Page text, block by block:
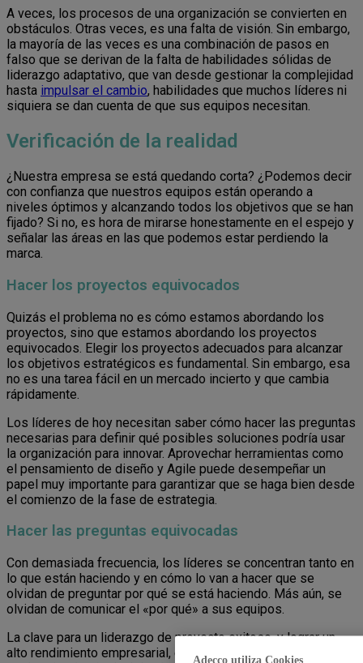
A veces, los procesos de una organización se convierten en
obstáculos. Otras veces, es una falta de visión. Sin embargo,
la mayoría de las veces es una combinación de pasos en
falso que se derivan de la falta de habilidades sólidas de
liderazgo adaptativo, que van desde gestionar la complejidad
hasta impulsar el cambio, habilidades que muchos líderes ni
siquiera se dan cuenta de que sus equipos necesitan.
Verificación de la realidad
¿Nuestra empresa se está quedando corta? ¿Podemos decir
con confianza que nuestros equipos están operando a
niveles óptimos y alcanzando todos los objetivos que se han
fijado? Si no, es hora de mirarse honestamente en el espejo y
señalar las áreas en las que podemos estar perdiendo la
marca.
Hacer los proyectos equivocados
Quizás el problema no es cómo estamos abordando los
proyectos, sino que estamos abordando los proyectos
equivocados. Elegir los proyectos adecuados para alcanzar
los objetivos estratégicos es fundamental. Sin embargo, esa
no es una tarea fácil en un mercado incierto y que cambia
rápidamente.
Los líderes de hoy necesitan saber cómo hacer las preguntas
necesarias para definir qué posibles soluciones podría usar
la organización para innovar. Aprovechar herramientas como
el pensamiento de diseño y Agile puede desempeñar un
papel muy importante para garantizar que se haga bien desde
el comienzo de la fase de estrategia.
Hacer las preguntas equivocadas
Con demasiada frecuencia, los líderes se concentran tanto en
lo que están haciendo y en cómo lo van a hacer que se
olvidan de preguntar por qué se está haciendo. Más aún, se
olvidan de comunicar el «por qué» a sus equipos.
La clave para un liderazgo de proyecto exitoso, y lograr un
alto rendimiento empresarial, es alinear la dirección del
Adecco utiliza Cookies